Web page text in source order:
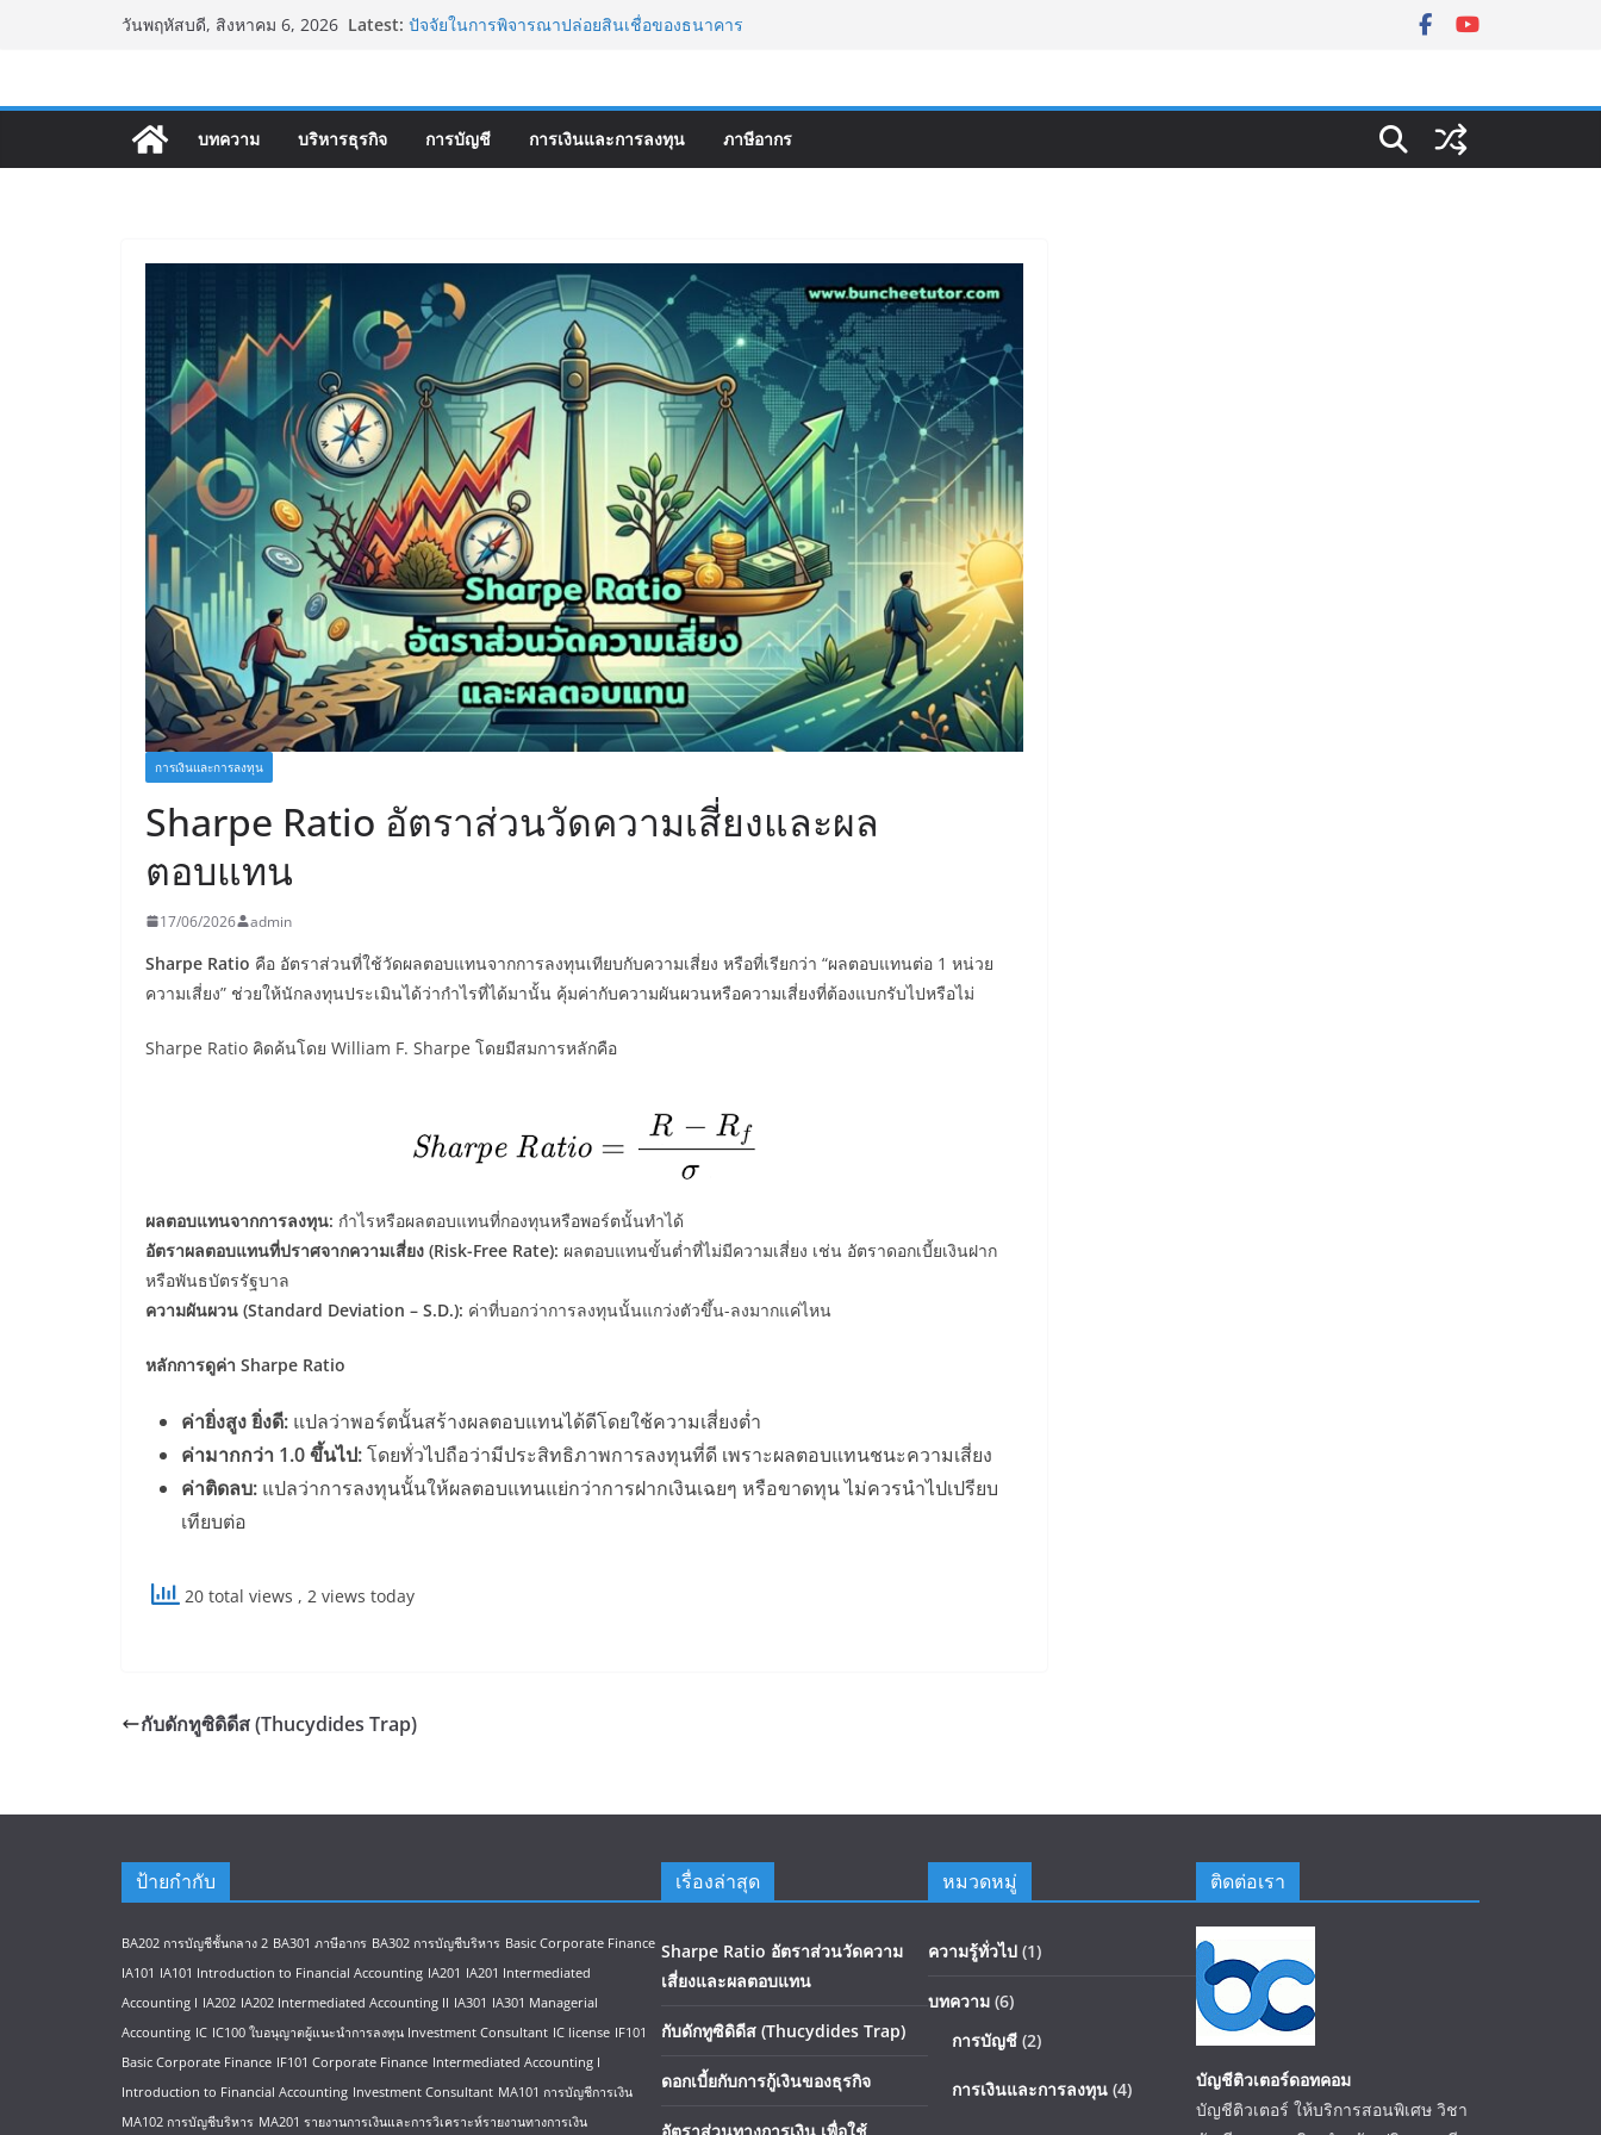
วันพฤหัสบดี, สิงหาคม 6, 2026 Latest: ปัจจัยในการพิจารณาปล่อยสินเชื่อของธนาคาร
กำไร (Profitability Ratios)
บทความ บริหารธุรกิจ การบัญชี การเงินและการลงทุน ภาษีอากร
การเงินและการลงทุน
Sharpe Ratio อัตราส่วนวัดความเสี่ยงและผล
ตอบแทน
17/06/2026 admin
Sharpe Ratio คือ อัตราส่วนที่ใช้วัดผลตอบแทนจากการลงทุนเทียบกับความเสี่ยง หรือที่เรียกว่า “ผลตอบแทนต่อ 1 หน่วย
ความเสี่ยง” ช่วยให้นักลงทุนประเมินได้ว่ากำไรที่ได้มานั้น คุ้มค่ากับความผันผวนหรือความเสี่ยงที่ต้องแบกรับไปหรือไม่
Sharpe Ratio คิดค้นโดย William F. Sharpe โดยมีสมการหลักคือ
ผลตอบแทนจากการลงทุน: กำไรหรือผลตอบแทนที่กองทุนหรือพอร์ตนั้นทำได้
อัตราผลตอบแทนที่ปราศจากความเสี่ยง (Risk-Free Rate): ผลตอบแทนขั้นต่ำที่ไม่มีความเสี่ยง เช่น อัตราดอกเบี้ยเงินฝาก
หรือพันธบัตรรัฐบาล
ความผันผวน (Standard Deviation – S.D.): ค่าที่บอกว่าการลงทุนนั้นแกว่งตัวขึ้น-ลงมากแค่ไหน
หลักการดูค่า Sharpe Ratio
ค่ายิ่งสูง ยิ่งดี: แปลว่าพอร์ตนั้นสร้างผลตอบแทนได้ดีโดยใช้ความเสี่ยงต่ำ
ค่ามากกว่า 1.0 ขึ้นไป:โดยทั่วไปถือว่ามีประสิทธิภาพการลงทุนที่ดี เพราะผลตอบแทนชนะความเสี่ยง
ค่าติดลบ: แปลว่าการลงทุนนั้นให้ผลตอบแทนแย่กว่าการฝากเงินเฉยๆ หรือขาดทุน ไม่ควรนำไปเปรียบ
เทียบต่อ
20 total views , 2 views today
กับดักทูซิดิดีส (Thucydides Trap)
ป้ายกำกับ
BA202 การบัญชีชั้นกลาง 2 BA301 ภาษีอากร BA302 การบัญชีบริหาร Basic Corporate Finance
IA101 IA101 Introduction to Financial Accounting IA201 IA201 Intermediated
Accounting I IA202 IA202 Intermediated Accounting II IA301 IA301 Managerial
Accounting IC IC100 ใบอนุญาตผู้แนะนำการลงทุน Investment Consultant IC license IF101
Basic Corporate Finance IF101 Corporate Finance Intermediated Accounting I
Introduction to Financial Accounting Investment Consultant MA101 การบัญชีการเงิน
MA102 การบัญชีบริหาร MA201 รายงานการเงินและการวิเคราะห์รายงานทางการเงิน
เรื่องล่าสุด
Sharpe Ratio อัตราส่วนวัดความ
เสี่ยงและผลตอบแทน
กับดักทูซิดิดีส (Thucydides Trap)
ดอกเบี้ยกับการกู้เงินของธุรกิจ
หมวดหมู่
ความรู้ทั่วไป (1)
บทความ (6)
การบัญชี (2)
การเงินและการลงทุน (4)
ติดต่อเรา
บัญชีติวเตอร์ดอทคอม
บัญชีติวเตอร์ ให้บริการสอนพิเศษ วิชา